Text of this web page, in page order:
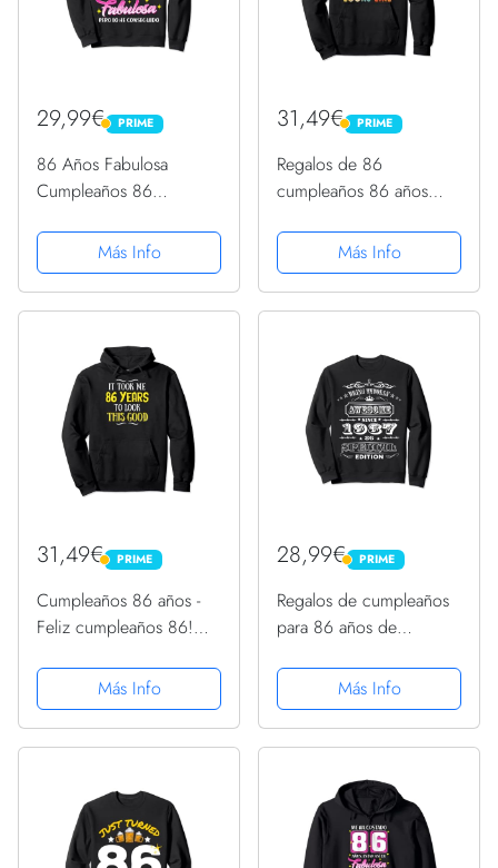
29,99€ PRIME
PRIME
86 Años Fabulosa
Cumpleaños 86
Más Info
31,49€ PRIME
PRIME
Regalos de 86
cumpleaños 86 años
cumpleaños 86
Sudadera con Capucha
Más Info
31,49€ PRIME
PRIME
Cumpleaños 86 años -
Feliz cumpleaños 86!
Más Info
28,99€ PRIME
PRIME
Regalos de cumpleaños
para 86 años de
regalos de cumpleaños
86 Sudadera
Más Info